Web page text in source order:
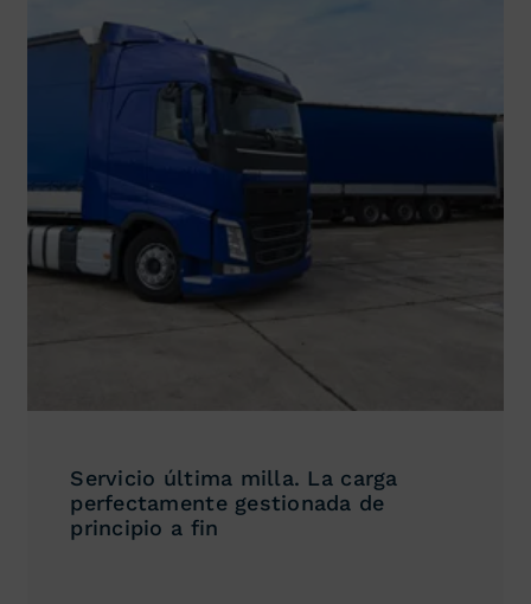
Servicio última milla. La carga
perfectamente gestionada de
principio a fin